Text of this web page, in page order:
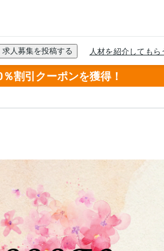
割引クーポンを獲得！